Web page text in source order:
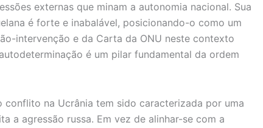
externas que minam a autonomia nacional. Sua
é forte e inabalável, posicionando-o como um
intervenção e da Carta da ONU neste contexto
é um pilar fundamental da ordem
conflito na Ucrânia tem sido caracterizada por uma
a agressão russa. Em vez de alinhar-se com a